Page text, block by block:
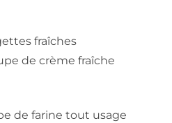
fraîches
de crème fraîche
de farine tout usage